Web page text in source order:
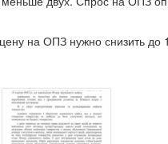
на ОПЗ нужно снизить